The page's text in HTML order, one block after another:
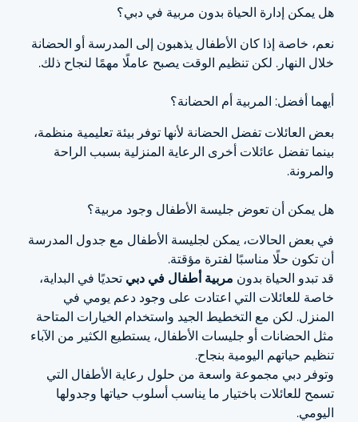
هل يمكن إدارة الحياة بدون مربية في دبي؟
نعم، خاصة إذا كان الأطفال يذهبون إلى المدرسة أو الحضانة
خلال النهار. لكن تنظيم الوقت يصبح عاملًا مهمًا لنجاح ذلك.
أيهما أفضل: المربية أم الحضانة؟
بعض العائلات تفضل الحضانة لأنها توفر بيئة تعليمية منظمة،
بينما تفضل عائلات أخرى الرعاية المنزلية بسبب الراحة
والمرونة.
هل يمكن أن تعوض جليسة الأطفال وجود مربية؟
في بعض الحالات، يمكن لجليسة الأطفال مع جدول المدرسة
أن تكون حلًا مناسبًا لفترة مؤقتة.
قد تبدو الحياة بدون مربية أطفال في دبي تحديًا في البداية،
خاصة للعائلات التي اعتادت على وجود دعم يومي في
المنزل. لكن مع التخطيط الجيد واستخدام الخيارات المتاحة
مثل الحضانات أو جليسات الأطفال، يستطيع الكثير من الآباء
تنظيم حياتهم اليومية بنجاح.
وتوفر دبي مجموعة واسعة من حلول رعاية الأطفال التي
تسمح للعائلات باختيار ما يناسب أسلوب حياتها وجدولها
اليومي.